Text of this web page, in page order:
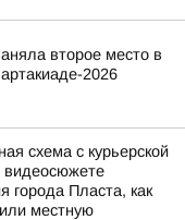
второе место в
2026
схема с курьерской
видеосюжете
города Пласта, как
местную